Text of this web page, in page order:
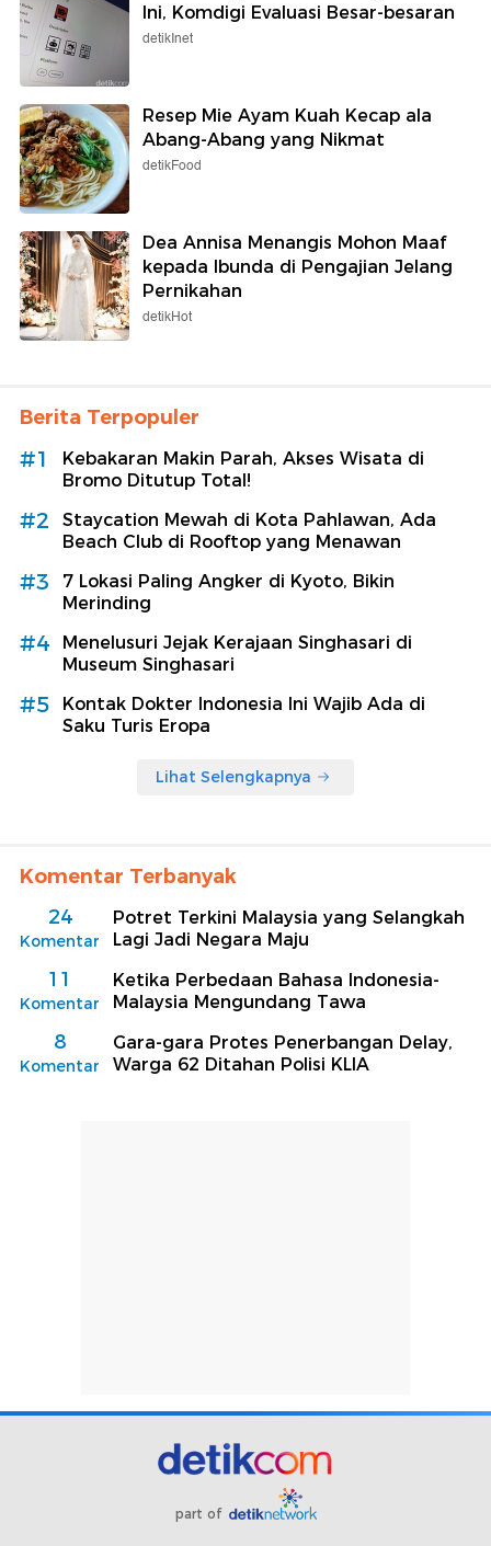
Ini, Komdigi Evaluasi Besar-besaran
detikInet
Resep Mie Ayam Kuah Kecap ala
Abang-Abang yang Nikmat
detikFood
Dea Annisa Menangis Mohon Maaf
kepada Ibunda di Pengajian Jelang
Pernikahan
detikHot
Berita Terpopuler
#1
Kebakaran Makin Parah, Akses Wisata di
Bromo Ditutup Total!
#2
Staycation Mewah di Kota Pahlawan, Ada
Beach Club di Rooftop yang Menawan
#3
7 Lokasi Paling Angker di Kyoto, Bikin
Merinding
#4
Menelusuri Jejak Kerajaan Singhasari di
Museum Singhasari
#5
Kontak Dokter Indonesia Ini Wajib Ada di
Saku Turis Eropa
Lihat Selengkapnya
Komentar Terbanyak
24
Komentar
Potret Terkini Malaysia yang Selangkah
Lagi Jadi Negara Maju
11
Komentar
Ketika Perbedaan Bahasa Indonesia-
Malaysia Mengundang Tawa
8
Komentar
Gara-gara Protes Penerbangan Delay,
Warga 62 Ditahan Polisi KLIA
part of